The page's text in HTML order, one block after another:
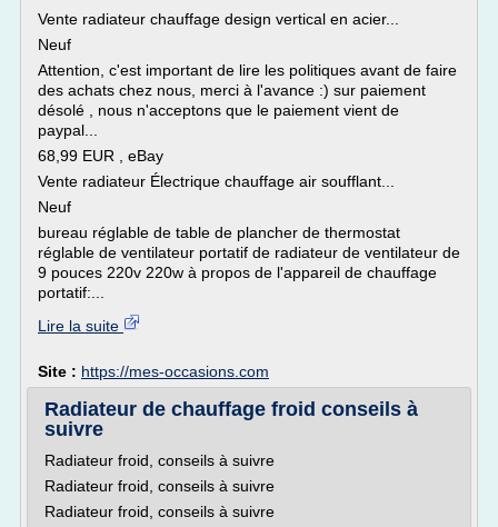
Vente radiateur chauffage design vertical en acier...
Neuf
Attention, c'est important de lire les politiques avant de faire
des achats chez nous, merci à l'avance :) sur paiement
désolé , nous n'acceptons que le paiement vient de
paypal...
68,99 EUR , eBay
Vente radiateur Électrique chauffage air soufflant...
Neuf
bureau réglable de table de plancher de thermostat
réglable de ventilateur portatif de radiateur de ventilateur de
9 pouces 220v 220w à propos de l'appareil de chauffage
portatif:...
Lire la suite
Site : https://mes-occasions.com
Radiateur de chauffage froid conseils à
suivre
Radiateur froid, conseils à suivre
Radiateur froid, conseils à suivre
Radiateur froid, conseils à suivre